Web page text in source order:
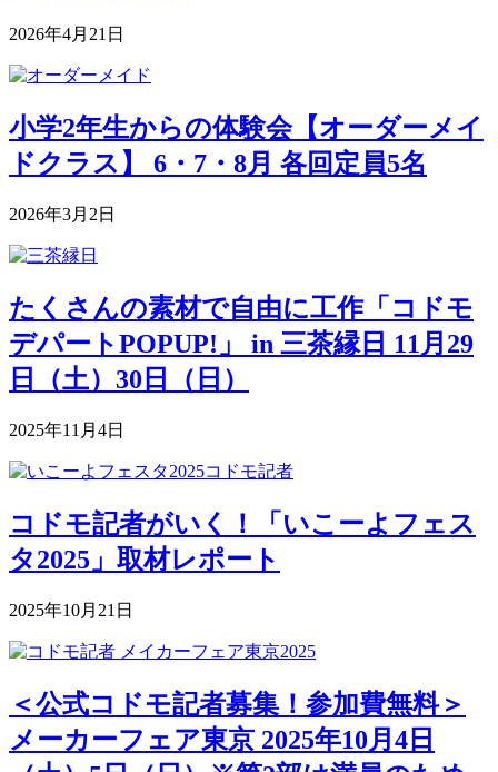
2026年4月21日
小学2年生からの体験会【オーダーメイ
ドクラス】 6・7・8月 各回定員5名
2026年3月2日
たくさんの素材で自由に工作「コドモ
デパートPOPUP!」 in 三茶縁日 11月29
日（土）30日（日）
2025年11月4日
コドモ記者がいく！「いこーよフェス
タ2025」取材レポート
2025年10月21日
＜公式コドモ記者募集！参加費無料＞
メーカーフェア東京 2025年10月4日